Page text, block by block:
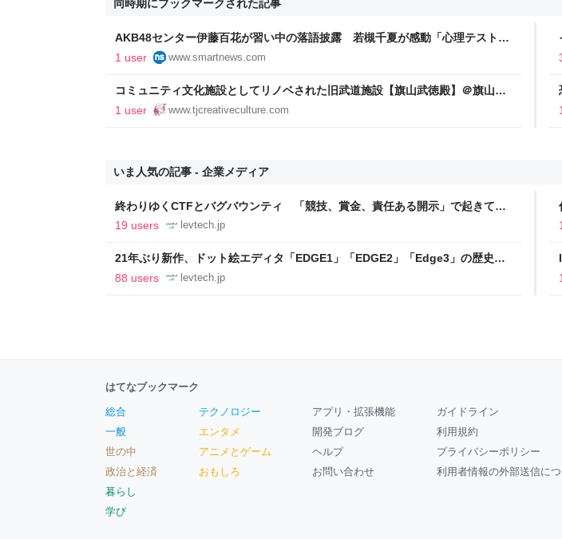
同時期にブックマークされた記事
AKB48センター伊藤百花が習い中の落語披露 若槻千夏が感動「心理テストや
めてやろうよこれ」 (日刊スポーツ)
1 user www.smartnews.com
コミュニティ文化施設としてリノベされた旧武道施設【旗山武徳殿】＠旗山
（高雄） - 台湾リノベ＋文化創意 【台湾レトロめぐり図鑑】
1 user www.tjcreativeculture.com
いま人気の記事 - 企業メディア
終わりゆくCTFとバグバウンティ 「競技、賞金、責任ある開示」で起きてい
ること【フォーカス】 - レバテックLAB
19 users levtech.jp
21年ぶり新作、ドット絵エディタ「EDGE1」「EDGE2」「Edge3」の歴史に
ついて作者に聞く【フォーカス】 - レバテックLAB
88 users levtech.jp
はてなブックマーク
総合
一般
世の中
政治と経済
暮らし
学び
テクノロジー
エンタメ
アニメとゲーム
おもしろ
アプリ・拡張機能
開発ブログ
ヘルプ
お問い合わせ
ガイドライン
利用規約
プライバシーポリシー
利用者情報の外部送信に